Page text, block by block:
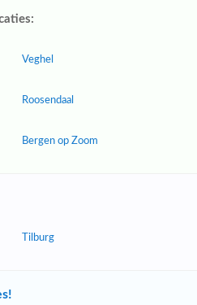
Veghel
Roosendaal
Bergen op Zoom
Tilburg